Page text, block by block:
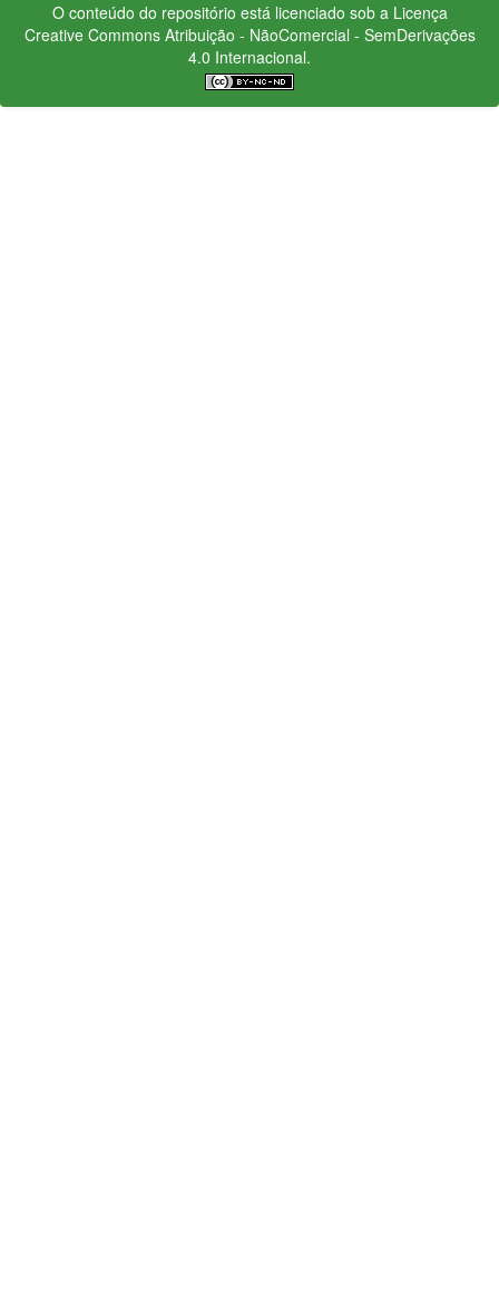
O conteúdo do repositório está licenciado sob a Licença
Creative CommonsAtribuição - NãoComercial - SemDerivações
4.0 Internacional.